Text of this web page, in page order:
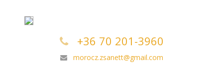
+36 70 201-3960
morocz.zsanett@gmail.com